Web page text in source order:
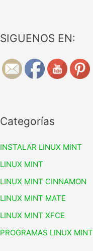
SIGUENOS EN:
Categorías
INSTALAR LINUX MINT
LINUX MINT
LINUX MINT CINNAMON
LINUX MINT MATE
LINUX MINT XFCE
PROGRAMAS LINUX MINT